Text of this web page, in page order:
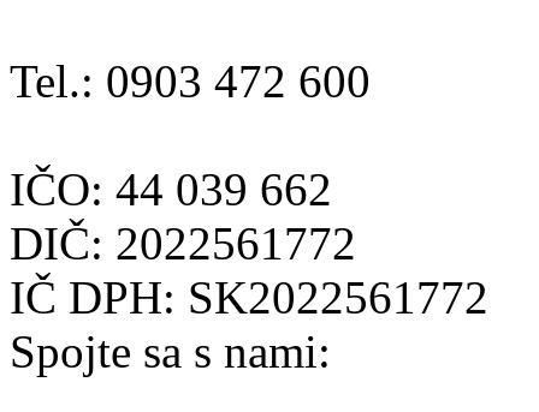
Tel.: 0903 472 600
IČO: 44 039 662
DIČ: 2022561772
IČ DPH: SK2022561772
Spojte sa s nami: